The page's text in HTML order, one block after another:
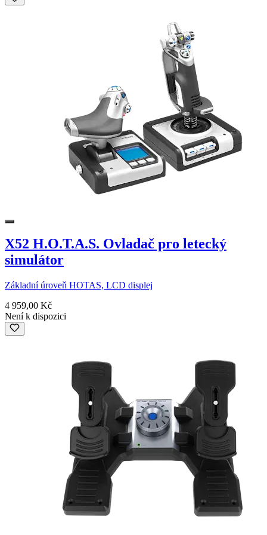
X52 H.O.T.A.S. Ovladač pro letecký
simulátor
Základní úroveň HOTAS, LCD displej
4 959,00 Kč
Není k dispozici